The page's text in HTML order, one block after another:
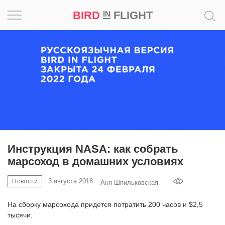
BIRD INFLIGHT
Инструкция NASA: как собрать
марсоход в домашних условиях
Новости 3 августа 2018 Аня Шпильковская
На сборку марсохода придется потратить 200 часов и $2,5
тысячи.